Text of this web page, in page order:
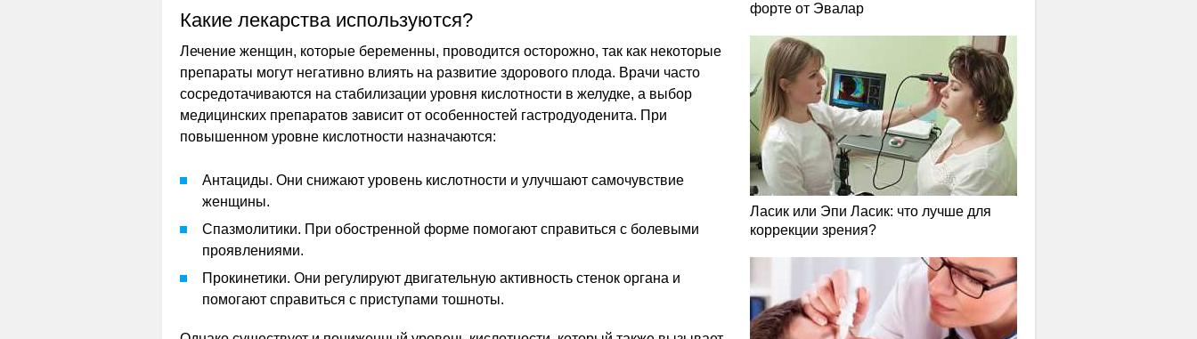
Какие лекарства используются?
Лечение женщин, которые беременны, проводится осторожно, так как некоторые
препараты могут негативно влиять на развитие здорового плода. Врачи часто
сосредотачиваются на стабилизации уровня кислотности в желудке, а выбор
медицинских препаратов зависит от особенностей гастродуоденита. При
повышенном уровне кислотности назначаются:
Антациды. Они снижают уровень кислотности и улучшают самочувствие
женщины.
Спазмолитики. При обостренной форме помогают справиться с болевыми
проявлениями.
Прокинетики. Они регулируют двигательную активность стенок органа и
помогают справиться с приступами тошноты.
форте от Эвалар
Ласик или Эпи Ласик: что лучше для
коррекции зрения?